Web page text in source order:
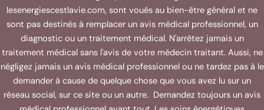
lesenergiescestlavie.com, sont voués au bien-être général et ne
sont pas destinés à remplacer un avis médical professionnel, un
diagnostic ou un traitement médical. N'arrêtez jamais un
traitement médical sans l'avis de votre médecin traitant. Aussi, ne
négligez jamais un avis médical professionnel ou ne tardez pas à le
demander à cause de quelque chose que vous avez lu sur un
réseau social, sur ce site ou un autre. Demandez toujours un avis